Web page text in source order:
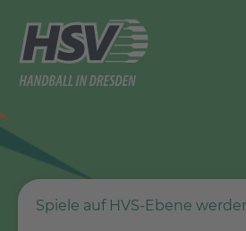
Spiele auf HVS-Ebene